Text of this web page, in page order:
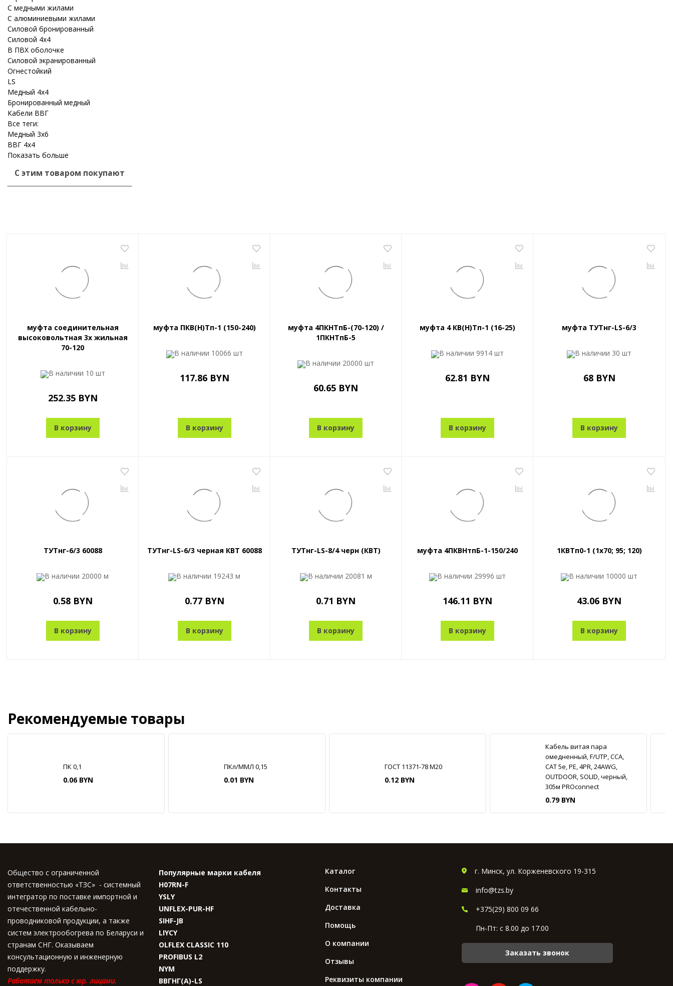
С медными жилами
С алюминиевыми жилами
Силовой бронированный
Силовой 4x4
В ПВХ оболочке
Силовой экранированный
Огнестойкий
LS
Медный 4x4
Бронированный медный
Кабели ВВГ
Все теги:
Медный 3x6
ВВГ 4x4
Показать больше
С этим товаром покупают
муфта соединительная
высоковольтная 3х жильная
70-120
В наличии 10 шт
252.35 BYN
В корзину
муфта ПКВ(Н)Тп-1 (150-240)
В наличии 10066 шт
117.86 BYN
В корзину
муфта 4ПКНТпБ-(70-120) /
1ПКНТпБ-5
В наличии 20000 шт
60.65 BYN
В корзину
муфта 4 КВ(Н)Тп-1 (16-25)
В наличии 9914 шт
62.81 BYN
В корзину
муфта ТУТнг-LS-6/3
В наличии 30 шт
68 BYN
В корзину
ТУТнг-6/3 60088
В наличии 20000 м
0.58 BYN
В корзину
ТУТнг-LS-6/3 черная КВТ 60088
В наличии 19243 м
0.77 BYN
В корзину
ТУТнг-LS-8/4 черн (КВТ)
В наличии 20081 м
0.71 BYN
В корзину
муфта 4ПКВНтпБ-1-150/240
В наличии 29996 шт
146.11 BYN
В корзину
1КВТп0-1 (1x70; 95; 120)
В наличии 10000 шт
43.06 BYN
В корзину
Рекомендуемые товары
ПК 0,1
0.06 BYN
ПКл/ММЛ 0,15
0.01 BYN
ГОСТ 11371-78 М20
0.12 BYN
Кабель витая пара
омедненный, F/UTP, CCA,
CAT 5e, PE, 4PR, 24AWG,
OUTDOOR, SOLID, черный,
305м PROconnect
0.79 BYN
Общество с ограниченной
ответственностью «ТЗС» - системный
интегратор по поставке импортной и
отечественной кабельно-
проводниковой продукции, а также
систем электрообогрева по Беларуси и
странам СНГ. Оказываем
консультационную и инженерную
поддержку.
Работаем только с юр. лицами.
Популярные марки кабеля
H07RN-F
YSLY
UNFLEX-PUR-HF
SIHF-JB
LIYCY
OLFLEX CLASSIC 110
PROFIBUS L2
NYM
ВВГНГ(A)-LS
Каталог
Контакты
Доставка
Помощь
О компании
Отзывы
Реквизиты компании
г. Минск, ул. Корженевского 19-315
info@tzs.by
+375(29) 800 09 66
Пн-Пт: с 8.00 до 17.00
Заказать звонок